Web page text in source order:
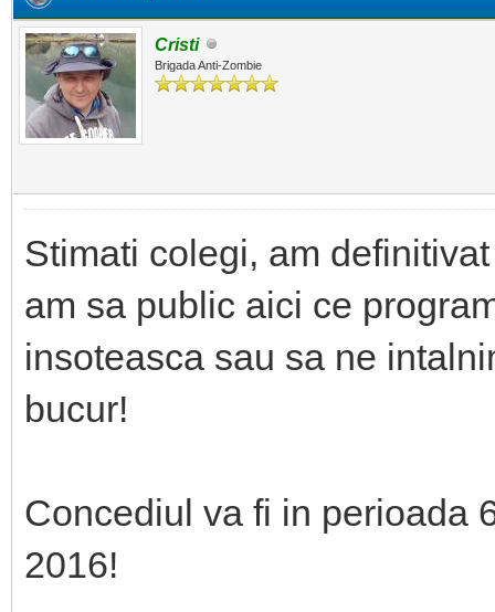
Cristi
Brigada Anti-Zombie
Stimati colegi, am
am sa public aici ce
insoteasca sau sa ne
bucur!
Concediul va fi in perioada
2016!